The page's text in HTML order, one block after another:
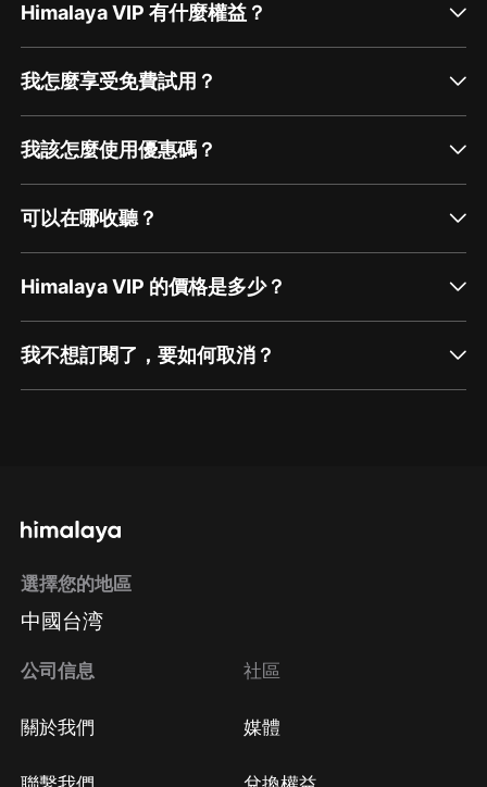
Himalaya VIP 有什麼權益？
我怎麼享受免費試用？
我該怎麼使用優惠碼？
可以在哪收聽？
Himalaya VIP 的價格是多少？
我不想訂閱了，要如何取消？
方法 Google Play取消訂閱方法
選擇您的地區
中國台湾
公司信息
關於我們
社區
媒體